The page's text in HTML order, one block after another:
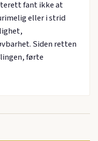
fant ikke at
eller i strid
Siden retten
førte